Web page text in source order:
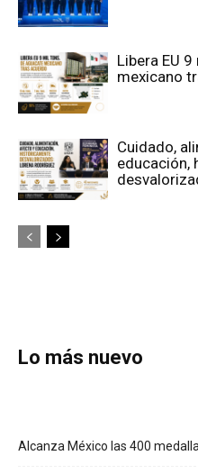
Libera EU
mexicano
Cuidado,
educación,
Lo más nuevo
Alcanza México las 400